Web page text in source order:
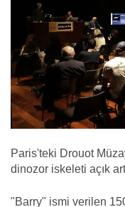
Paris'teki Drouot
dinozor iskeleti açık
"Barry" ismi verilen